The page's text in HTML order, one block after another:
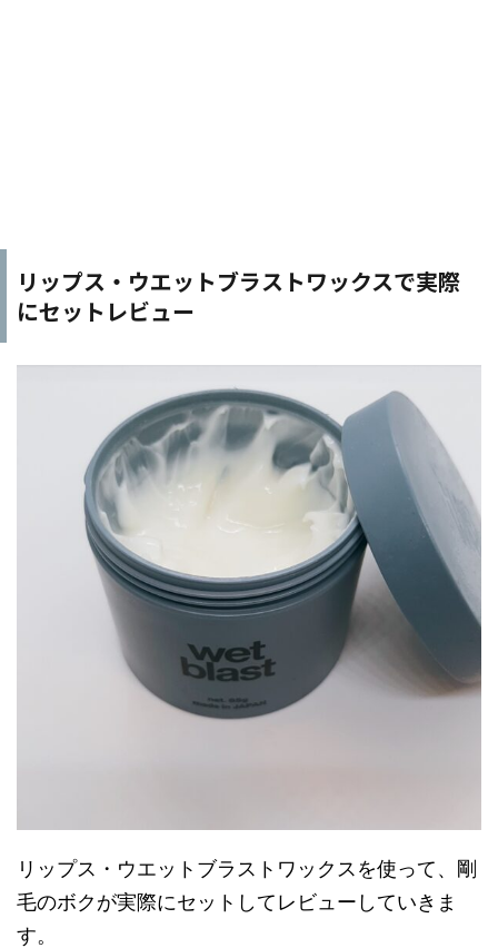
リップス・ウエットブラストワックスで実際
にセットレビュー
リップス・ウエットブラストワックスを使って、剛
毛のボクが実際にセットしてレビューしていきま
す。